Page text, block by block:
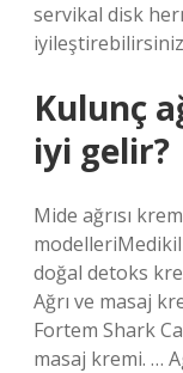
servikal disk
Kulunç
iyi gelir?
Mide ağrısı
doğal detoks
Ağrı ve masaj
Fortem Shark
masaj kremi. …